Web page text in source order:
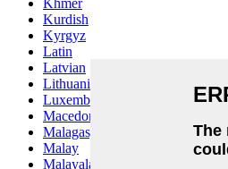
Kurdish
Kyrgyz
Latin
Latvian
Lithuanian
Luxembou..
Macedonian
Malagasy
Malay
Malayalam